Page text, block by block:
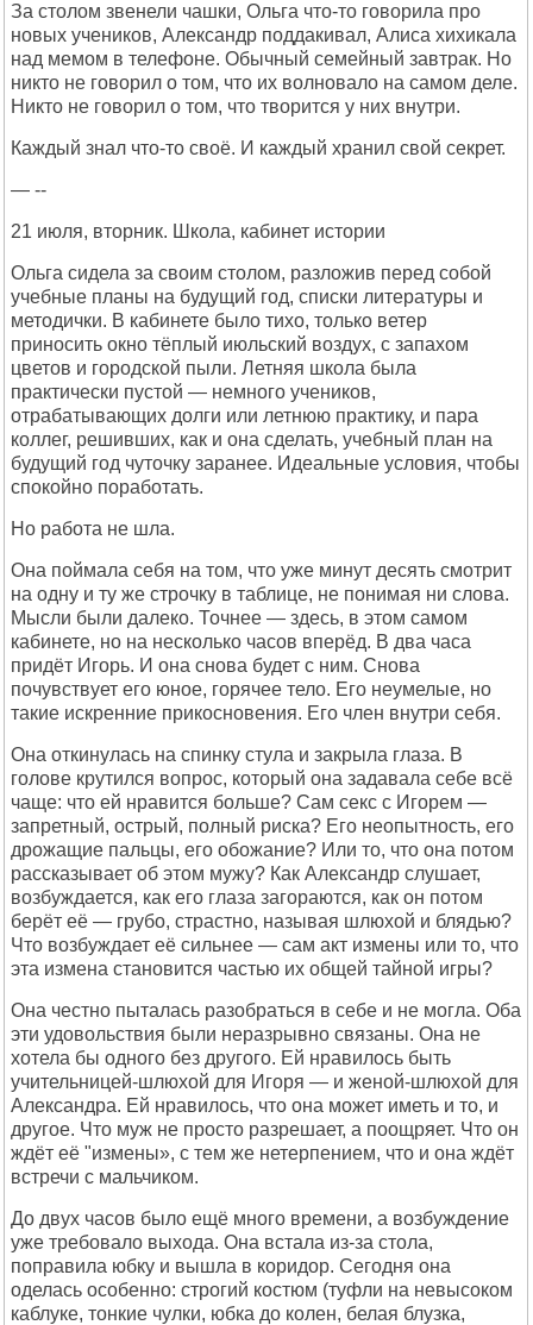
За столом звенели чашки, Ольга что-то говорила про
новых учеников, Александр поддакивал, Алиса хихикала
над мемом в телефоне. Обычный семейный завтрак. Но
никто не говорил о том, что их волновало на самом деле.
Никто не говорил о том, что творится у них внутри.
Каждый знал что-то своё. И каждый хранил свой секрет.
— --
21 июля, вторник. Школа, кабинет истории
Ольга сидела за своим столом, разложив перед собой
учебные планы на будущий год, списки литературы и
методички. В кабинете было тихо, только ветер
приносить окно тёплый июльский воздух, с запахом
цветов и городской пыли. Летняя школа была
практически пустой — немного учеников,
отрабатывающих долги или летнюю практику, и пара
коллег, решивших, как и она сделать, учебный план на
будущий год чуточку заранее. Идеальные условия, чтобы
спокойно поработать.
Но работа не шла.
Она поймала себя на том, что уже минут десять смотрит
на одну и ту же строчку в таблице, не понимая ни слова.
Мысли были далеко. Точнее — здесь, в этом самом
кабинете, но на несколько часов вперёд. В два часа
придёт Игорь. И она снова будет с ним. Снова
почувствует его юное, горячее тело. Его неумелые, но
такие искренние прикосновения. Его член внутри себя.
Она откинулась на спинку стула и закрыла глаза. В
голове крутился вопрос, который она задавала себе всё
чаще: что ей нравится больше? Сам секс с Игорем —
запретный, острый, полный риска? Его неопытность, его
дрожащие пальцы, его обожание? Или то, что она потом
рассказывает об этом мужу? Как Александр слушает,
возбуждается, как его глаза загораются, как он потом
берёт её — грубо, страстно, называя шлюхой и блядью?
Что возбуждает её сильнее — сам акт измены или то, что
эта измена становится частью их общей тайной игры?
Она честно пыталась разобраться в себе и не могла. Оба
эти удовольствия были неразрывно связаны. Она не
хотела бы одного без другого. Ей нравилось быть
учительницей-шлюхой для Игоря — и женой-шлюхой для
Александра. Ей нравилось, что она может иметь и то, и
другое. Что муж не просто разрешает, а поощряет. Что он
ждёт её "измены», с тем же нетерпением, что и она ждёт
встречи с мальчиком.
До двух часов было ещё много времени, а возбуждение
уже требовало выхода. Она встала из-за стола,
поправила юбку и вышла в коридор. Сегодня она
оделась особенно: строгий костюм (туфли на невысоком
каблуке, тонкие чулки, юбка до колен, белая блузка,